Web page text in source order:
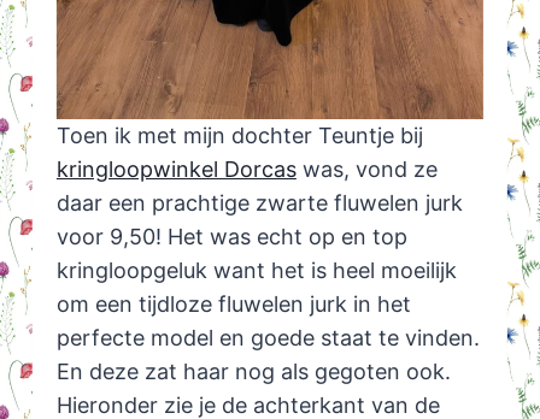
Toen ik met mijn dochter Teuntje bij
kringloopwinkel Dorcaswas, vond ze
daar een prachtige zwarte fluwelen jurk
voor 9,50! Het was echt op en top
kringloopgeluk want het is heel moeilijk
om een tijdloze fluwelen jurk in het
perfecte model en goede staat te vinden.
En deze zat haar nog als gegoten ook.
Hieronder zie je de achterkant van de